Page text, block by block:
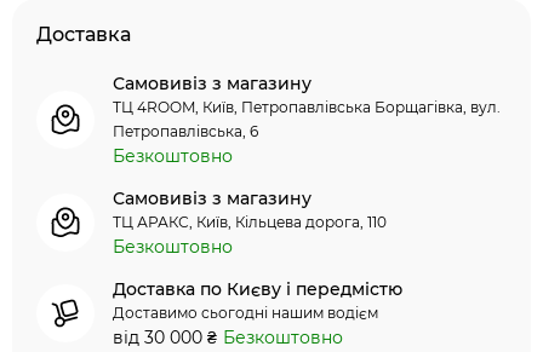
Доставка
Самовивіз з магазину
ТЦ 4ROOM, Київ, Петропавлівська Борщагівка, вул.
Петропавлівська, 6
Безкоштовно
Самовивіз з магазину
ТЦ АРАКС, Київ, Кільцева дорога, 110
Безкоштовно
Доставка по Києву і передмістю
Доставимо сьогодні нашим водієм
від 30 000 ₴ Безкоштовно